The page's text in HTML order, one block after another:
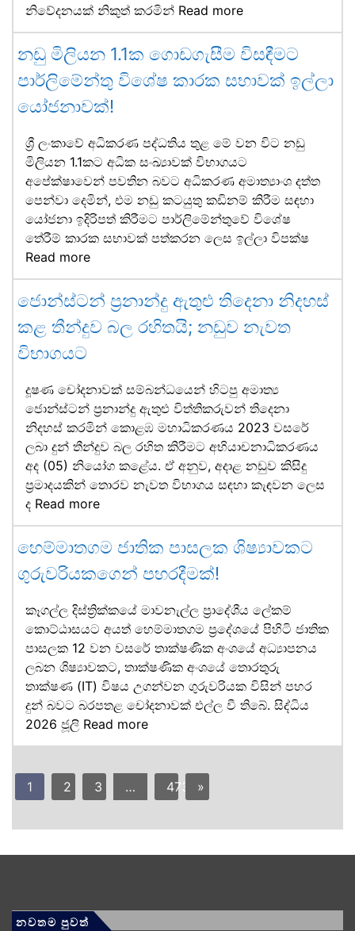
නිවේදනයක් නිකුත් කරමින් Read more
නඩු මිලියන 1.1ක ගොඩගැසීම විසඳීමට
පාර්ලිමේන්තු විශේෂ කාරක සභාවක් ඉල්ලා
යෝජනාවක්!
ශ්‍රී ලංකාවේ අධිකරණ පද්ධතිය තුළ මේ වන විට නඩු
මිලියන 1.1කට අධික සංඛ්‍යාවක් විභාගයට
අපේක්ෂාවෙන් පවතින බවට අධිකරණ අමාත්‍යාංශ දත්ත
පෙන්වා දෙමින්, එම නඩු කටයුතු කඩිනම් කිරීම සඳහා
යෝජනා ඉදිරිපත් කිරීමට පාර්ලිමේන්තුවේ විශේෂ
තේරීම් කාරක සභාවක් පත්කරන ලෙස ඉල්ලා විපක්ෂ
Read more
ජොන්ස්ටන් ප්‍රනාන්දු ඇතුළු තිදෙනා නිදහස්
කළ තීන්දුව බල රහිතයි; නඩුව නැවත
විභාගයට
දූෂණ චෝදනාවක් සම්බන්ධයෙන් හිටපු අමාත්‍ය
ජොන්ස්ටන් ප්‍රනාන්දු ඇතුළු විත්තිකරුවන් තිදෙනා
නිදහස් කරමින් කොළඹ මහාධිකරණය 2023 වසරේ
ලබා දුන් තීන්දුව බල රහිත කිරීමට අභියාචනාධිකරණය
අද (05) නියෝග කළේය. ඒ අනුව, අදාළ නඩුව කිසිදු
ප්‍රමාදයකින් තොරව නැවත විභාගය සඳහා කැඳවන ලෙස
ද Read more
හෙම්මාතගම ජාතික පාසලක ශිෂ්‍යාවකට
ගුරුවරියකගෙන් පහරදීමක්!
කෑගල්ල දිස්ත්‍රික්කයේ මාවනැල්ල ප්‍රාදේශීය ලේකම්
කොට්ඨාසයට අයත් හෙම්මාතගම ප්‍රදේශයේ පිහිටි ජාතික
පාසලක 12 වන වසරේ තාක්ෂණික අංශයේ අධ්‍යාපනය
ලබන ශිෂ්‍යාවකට, තාක්ෂණික අංශයේ තොරතුරු
තාක්ෂණ (IT) විෂය උගන්වන ගුරුවරියක විසින් පහර
දුන් බවට බරපතළ චෝදනාවක් එල්ල වී තිබේ. සිද්ධිය
2026 ජූලි Read more
1 2 3 … 473 »
නවතම පුවත්